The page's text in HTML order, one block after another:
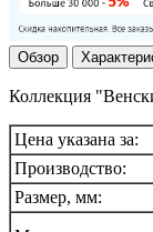
Обзор
Коллекция
Цена указана за:
Производство:
Размер, мм: